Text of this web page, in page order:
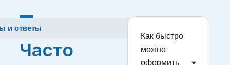
и ответы
Часто
Как быстро
можно
оформить